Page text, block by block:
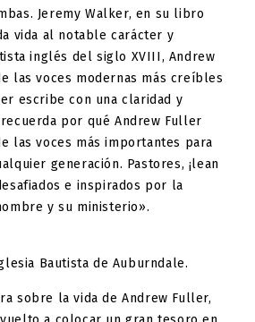
Jeremy Walker, en su libro
vida al notable carácter y
inglés del siglo XVIII, Andrew
las voces modernas más creíbles
escribe con una claridad y
por qué Andrew Fuller
las voces más importantes para
generación. Pastores, ¡lean
e inspirados por la
y su ministerio».
Bautista de Auburndale.
sobre la vida de Andrew Fuller,